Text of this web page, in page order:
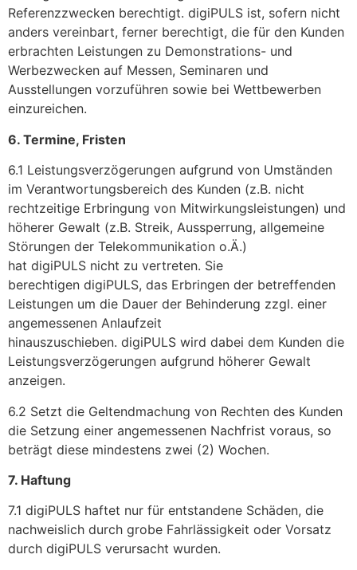
Referenzzwecken berechtigt. digiPULS ist, sofern nicht
anders vereinbart, ferner berechtigt, die für den Kunden
erbrachten Leistungen zu Demonstrations- und
Werbezwecken auf Messen, Seminaren und
Ausstellungen vorzuführen sowie bei Wettbewerben
einzureichen.
6. Termine, Fristen
6.1 Leistungsverzögerungen aufgrund von Umständen
im Verantwortungsbereich des Kunden (z.B. nicht
rechtzeitige Erbringung von Mitwirkungsleistungen) und
höherer Gewalt (z.B. Streik, Aussperrung, allgemeine
Störungen der Telekommunikation o.Ä.)
hat digiPULS nicht zu vertreten. Sie
berechtigen digiPULS, das Erbringen der betreffenden
Leistungen um die Dauer der Behinderung zzgl. einer
angemessenen Anlaufzeit
hinauszuschieben. digiPULS wird dabei dem Kunden die
Leistungsverzögerungen aufgrund höherer Gewalt
anzeigen.
6.2 Setzt die Geltendmachung von Rechten des Kunden
die Setzung einer angemessenen Nachfrist voraus, so
beträgt diese mindestens zwei (2) Wochen.
7. Haftung
7.1 digiPULS haftet nur für entstandene Schäden, die
nachweislich durch grobe Fahrlässigkeit oder Vorsatz
durch digiPULS verursacht wurden.